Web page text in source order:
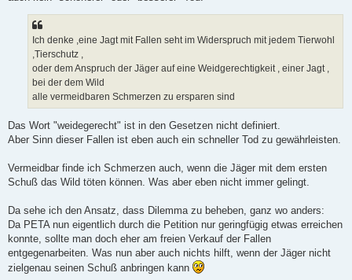
Ich denke ,eine Jagt mit Fallen seht im Widerspruch mit jedem Tierwohl
,Tierschutz ,
oder dem Anspruch der Jäger auf eine Weidgerechtigkeit , einer Jagt ,
bei der dem Wild
alle vermeidbaren Schmerzen zu ersparen sind
Das Wort "weidegerecht" ist in den Gesetzen nicht definiert.
Aber Sinn dieser Fallen ist eben auch ein schneller Tod zu gewährleisten.
Vermeidbar finde ich Schmerzen auch, wenn die Jäger mit dem ersten
Schuß das Wild töten können. Was aber eben nicht immer gelingt.
Da sehe ich den Ansatz, dass Dilemma zu beheben, ganz wo anders:
Da PETA nun eigentlich durch die Petition nur geringfügig etwas erreichen
konnte, sollte man doch eher am freien Verkauf der Fallen
entgegenarbeiten. Was nun aber auch nichts hilft, wenn der Jäger nicht
zielgenau seinen Schuß anbringen kann